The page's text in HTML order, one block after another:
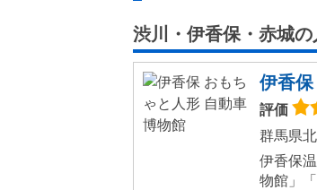
渋川・伊香保・赤城
伊香
評価
群馬県
伊香保
物館」